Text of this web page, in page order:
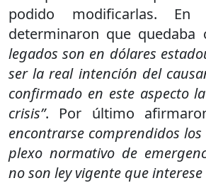
podido modificarlas. En
determinaron que quedaba
legados son en dólares
ser la real intención del
confirmado en este aspecto
crisis”. Por último
encontrarse comprendidos
plexo normativo de
no son ley vigente que